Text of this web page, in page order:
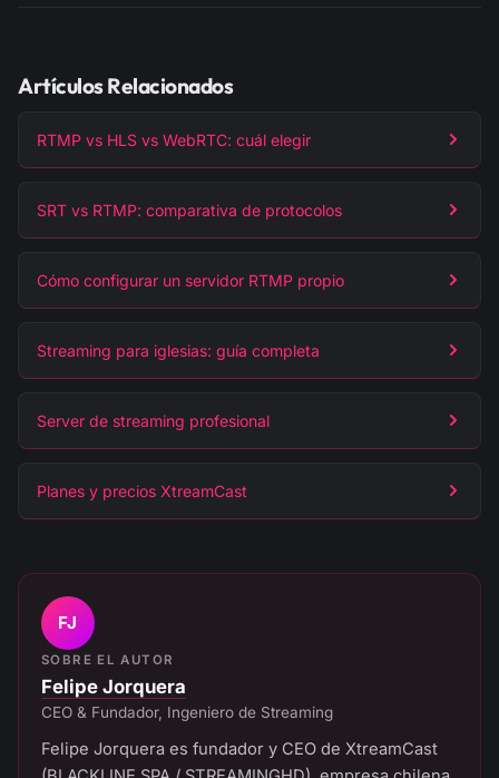
Artículos Relacionados
RTMP vs HLS vs WebRTC: cuál elegir
SRT vs RTMP: comparativa de protocolos
Cómo configurar un servidor RTMP propio
Streaming para iglesias: guía completa
Server de streaming profesional
Planes y precios XtreamCast
FJ
SOBRE EL AUTOR
Felipe Jorquera
CEO & Fundador, Ingeniero de Streaming
Felipe Jorquera es fundador y CEO de XtreamCast